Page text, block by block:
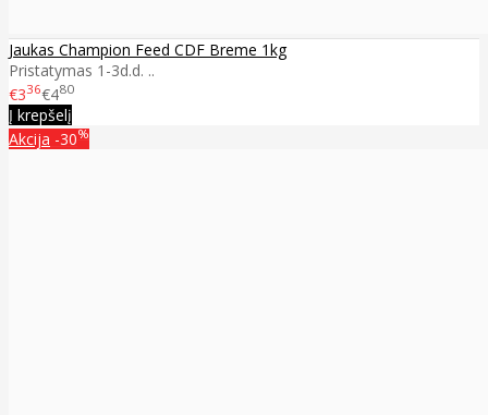
Jaukas Champion Feed CDF Breme 1kg
Pristatymas 1-3d.d. ..
€336€480
Į krepšelį
Akcija -30%